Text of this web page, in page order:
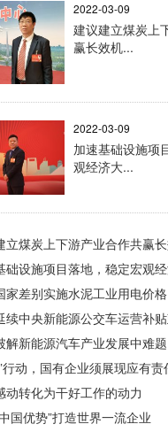
2022-03-09
建议建立煤炭上
赢长效机...
2022-03-09
加速基础设施项
观经济大...
立煤炭上下游产业合作共赢
础设施项目落地，稳定宏观
家差别实施水泥工业用电价格
续中央新能源公交车运营补
解新能源汽车产业发展中难题
行动，国有企业须展现应有责
动转化为干好工作的动力
国优势”打造世界一流企业